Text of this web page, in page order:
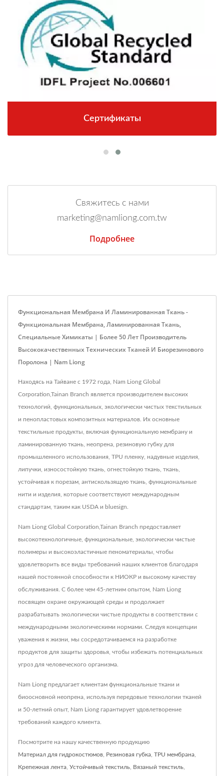
Сертификаты
Свяжитесь с нами
marketing@namliong.com.tw
Подробнее
Функциональная Мембрана И Ламинированная Ткань -
Функциональная Мембрана, Ламинированная Ткань,
Специальные Химикаты | Более 50 Лет Производитель
Высококачественных Технических Тканей И Биорезинового
Поролона | Nam Liong
Находясь на Тайване с 1972 года, Nam Liong Global
Corporation,Tainan Branch является производителем высоких
технологий, функциональных, экологически чистых текстильных
и пенопластовых композитных материалов. Их основные
текстильные продукты, включая функциональную мембрану и
ламинированную ткань, неопрена, резиновую губку для
промышленного использования, TPU пленку, надувные изделия,
липучки, износостойкую ткань, огнестойкую ткань, ткань,
устойчивая к порезам, антискользящую ткань, функциональные
нити и изделия, которые соответствуют международным
стандартам, таким как USDA и bluesign.
Nam Liong Global Corporation,Tainan Branch предоставляет
высокотехнологичные, функциональные, экологически чистые
полимеры и высокоэластичные пеноматериалы, чтобы
удовлетворить все виды требований наших клиентов благодаря
нашей постоянной способности к НИОКР и высокому качеству
обслуживания. С более чем 45-летним опытом, Nam Liong
посвящен охране окружающей среды и продолжает
разрабатывать экологически чистые продукты в соответствии с
международными экологическими нормами. Следуя концепции
уважения к жизни, мы сосредотачиваемся на разработке
продуктов для защиты здоровья, чтобы избежать потенциальных
угроз для человеческого организма.
Nam Liong предлагает клиентам функциональные ткани и
биоосновной неопрена, используя передовые технологии тканей
и 50-летний опыт, Nam Liong гарантирует удовлетворение
требований каждого клиента.
Посмотрите на нашу качественную продукцию
Материал для гидрокостюмов, Резиновая губка, TPU мембрана,
Крепежная лента, Устойчивый текстиль, Вязаный текстиль,